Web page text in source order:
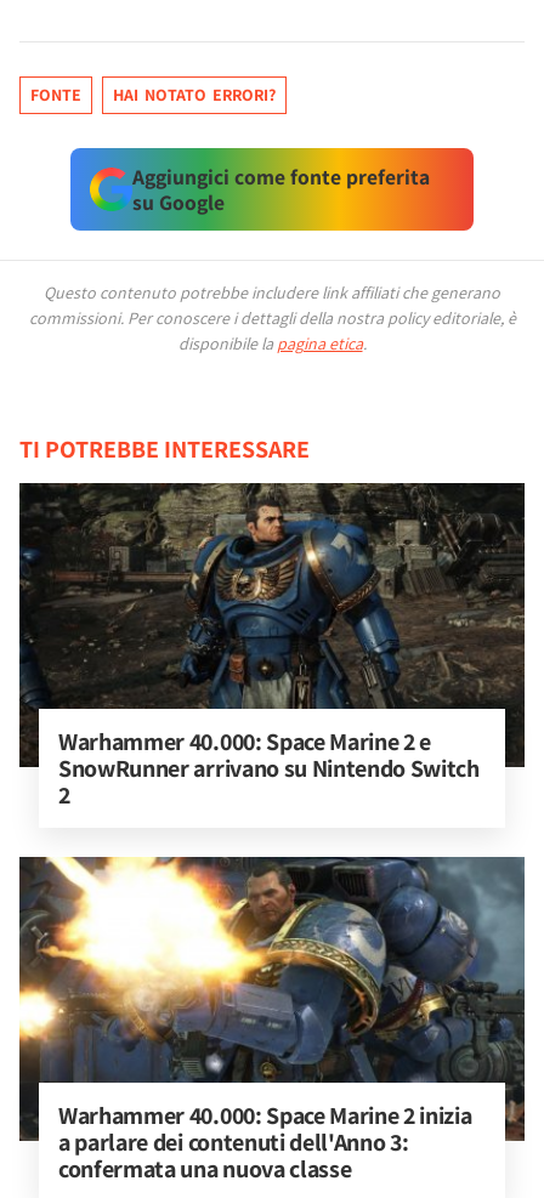
FONTE HAI NOTATO ERRORI?
Aggiungici come fonte preferita
su Google
Questo contenuto potrebbe includere link affiliati che generano
commissioni. Per conoscere i dettagli della nostra policy editoriale, è
disponibile la pagina etica.
TI POTREBBE INTERESSARE
Warhammer 40.000: Space Marine 2 e
SnowRunner arrivano su Nintendo Switch
2
Warhammer 40.000: Space Marine 2 inizia
a parlare dei contenuti dell'Anno 3:
confermata una nuova classe